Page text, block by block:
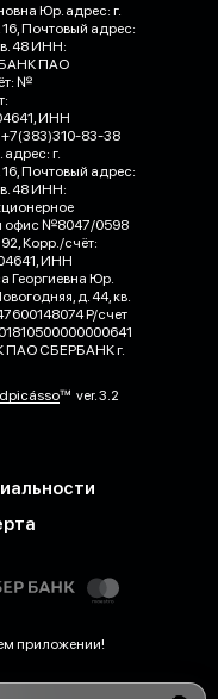
Юр. адрес: г.
Почтовый адрес:
48 ИНН:
ПАО
№
ИНН
83-38
г.
Почтовый адрес:
48 ИНН:
офис №8047/0598
Корр./счёт:
ИНН
Георгиевна Юр.
д. 44, кв.
Р/счет
СБЕРБАНК г.
ver. 3.2
приложении!